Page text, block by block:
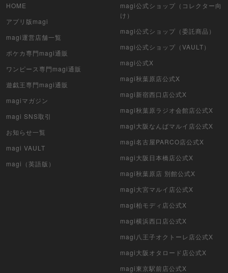
マジック：ザ・ギャザリング
ヴァイスシュヴァルツ
クリプトスペルズ
遊戯王初期
デュエマクラシック
旧枠デュエマ
デュエマ海外版
カードファイト!! ヴァンガード
HOME
アプリ版magi
magi運営店舗一覧
ポケカ専門magi通販
ワンピース専門magi通販
遊戯王専門magi通販
magiマガジン
magi SNS取引
お知らせ一覧
magi VAULT
magi（英語版）
magi公式ショップ（コレクター向
け）
magi公式ショップ（委託商品）
magi公式ショップ（VAULT）
magi公式X
magi秋葉原店公式X
magi新宿西口店公式X
magi秋葉原ラジオ会館店公式X
magi大阪なんばマルイ店公式X
magi名古屋PARCO店公式X
magi大阪日本橋店公式X
magi秋葉原店 別館公式X
magi大宮マルイ店公式X
magi柏モディ店公式X
magi横浜西口店公式X
magi八王子オクトーレ店公式X
magi大阪オタロード店公式X
magi東京駅前店公式X